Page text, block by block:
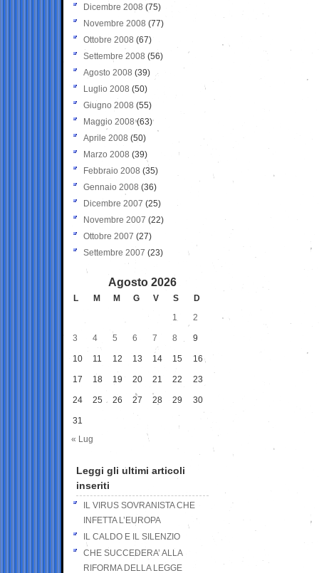
Dicembre 2008 (75)
Novembre 2008 (77)
Ottobre 2008 (67)
Settembre 2008 (56)
Agosto 2008 (39)
Luglio 2008 (50)
Giugno 2008 (55)
Maggio 2008(63)
Aprile 2008 (50)
Marzo 2008 (39)
Febbraio 2008 (35)
Gennaio 2008 (36)
Dicembre 2007 (25)
Novembre 2007 (22)
Ottobre 2007 (27)
Settembre 2007 (23)
Agosto 2026
L M M G V S
D
1
2
3 4 5 6 7 8 9
10 11 12 13 14 15 16
17 18 19 20 21 22 23
24 25 26 27 28 29 30
31
« Lug
Leggi gli ultimi articoli
inseriti
IL VIRUS SOVRANISTA CHE
INFETTA L’EUROPA
IL CALDO E IL SILENZIO
CHE SUCCEDERA’ ALLA
RIFORMA DELLA LEGGE